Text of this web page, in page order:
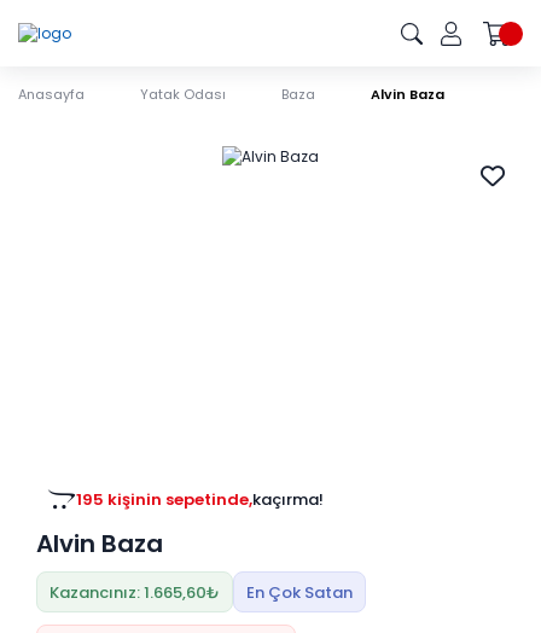
Anasayfa Yatak Odası Baza Alvin Baza
195 kişinin sepetinde,kaçırma!
Alvin Baza
Kazancınız: 1.665,60₺ En Çok Satan